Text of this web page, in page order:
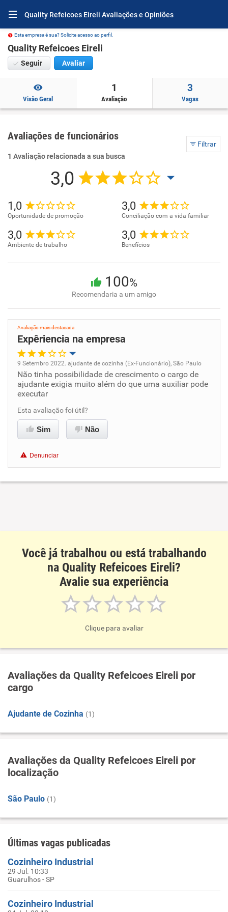
Quality Refeicoes Eireli Avaliações e Opiniões
Esta empresa é sua? Solicite acesso ao perfil.
Quality Refeicoes Eireli
Seguir Avaliar
Visão Geral
1
Avaliação
3
Vagas
Avaliações de funcionários
Filtrar
1 Avaliação relacionada a sua busca
3,0
1,0
Oportunidade de promoção
3,0
Conciliação com a vida familiar
3,0
Ambiente de trabalho
3,0
Benefícios
100%
Recomendaria a um amigo
Avaliação mais destacada
Expêriencia na empresa
Oportunidade de promoção
Conciliação com a vida familiar
9 Setembro 2022. ajudante de cozinha (Ex-Funcionário), São Paulo
Não tinha possibilidade de crescimento o cargo de
ajudante exigia muito além do que uma auxiliar pode
executar
Esta avaliação foi útil?
Sim Não
Denunciar
Você já trabalhou ou está trabalhando
na Quality Refeicoes Eireli?
Avalie sua experiência
Clique para avaliar
Avaliações da Quality Refeicoes Eireli por
cargo
Ajudante de Cozinha (1)
Avaliações da Quality Refeicoes Eireli por
localização
São Paulo (1)
Últimas vagas publicadas
Cozinheiro Industrial
29 Jul. 10:33
Guarulhos - SP
Cozinheiro Industrial